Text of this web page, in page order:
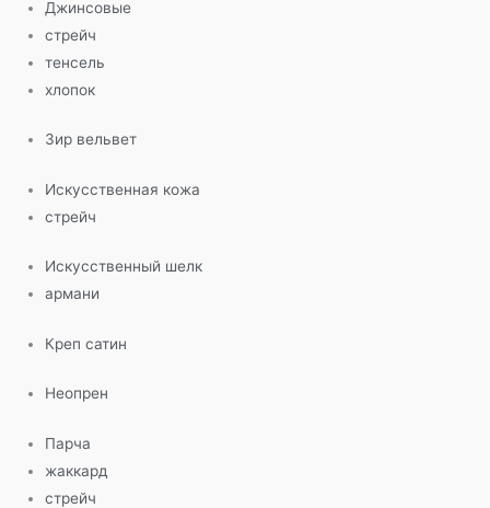
Джинсовые
стрейч
тенсель
хлопок
Зир вельвет
Искусственная кожа
стрейч
Искусственный шелк
армани
Креп сатин
Неопрен
Парча
жаккард
стрейч